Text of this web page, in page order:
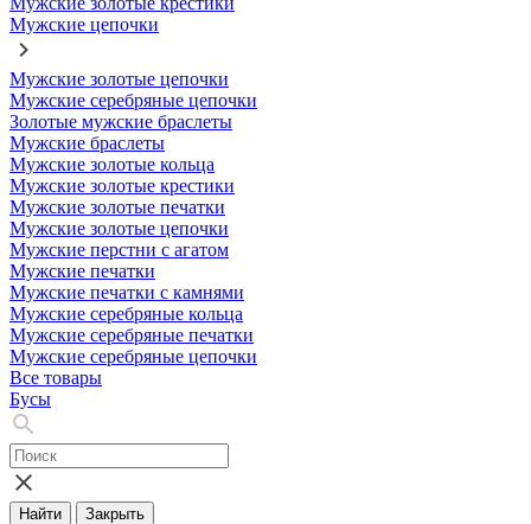
Мужские цепочки
Мужские золотые цепочки
Мужские серебряные цепочки
Золотые мужские браслеты
Мужские браслеты
Мужские золотые кольца
Мужские золотые крестики
Мужские золотые печатки
Мужские золотые цепочки
Мужские перстни с агатом
Мужские печатки
Мужские печатки с камнями
Мужские серебряные кольца
Мужские серебряные печатки
Мужские серебряные цепочки
Все товары
Бусы
Найти Закрыть